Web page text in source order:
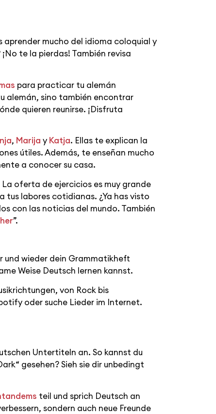
aprender mucho del idioma coloquial y
te la pierdas! También revisa
para practicar tu alemán
alemán, sino también encontrar
quieren reunirse. ¡Disfruta
, Marija y Katja. Ellas te explican la
útiles. Además, te enseñan mucho
a conocer su casa.
oferta de ejercicios es muy grande
tus labores cotidianas. ¿Ya has visto
con las noticias del mundo. También
”.
und wieder dein Grammatikheft
Weise Deutsch lernen kannst.
von Rock bis
oder suche Lieder im Internet.
Untertiteln an. So kannst du
gesehen? Sieh sie dir unbedingt
teil und sprich Deutsch an
sondern auch neue Freunde